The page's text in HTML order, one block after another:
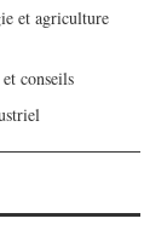
et agriculture
conseils